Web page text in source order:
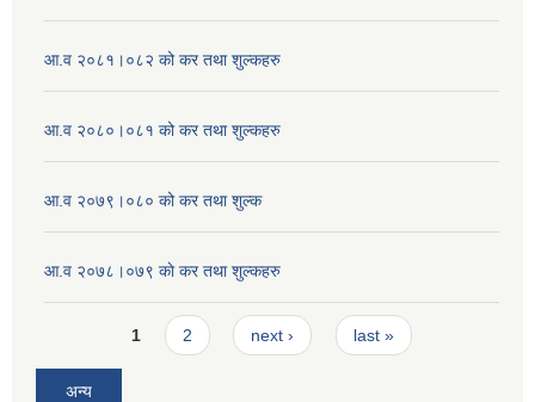
आ.व २०८१।०८२ को कर तथा शुल्कहरु
आ.व २०८०।०८१ को कर तथा शुल्कहरु
आ.व २०७९।०८० को कर तथा शुल्क
आ.व २०७८।०७९ काे कर तथा शुल्कहरु
Pages1 2 next › last »
अन्य